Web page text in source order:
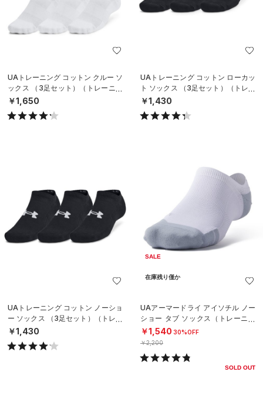
UAトレーニング コットン クルー ソ
ックス （3足セット）（トレーニン
グ/UNISEX）
￥1,650
UAトレーニング コットン ローカッ
ト ソックス （3足セット）（トレー
ニング/UNISEX）
￥1,430
UAトレーニング コットン ノーショ
ー ソックス （3足セット）（トレー
ニング/UNISEX）
￥1,430
SALE
在庫残り僅か
UAアーマードライ アイソチル ノー
ショー タブ ソックス（トレーニン
グ/UNISEX）
￥1,540 30%OFF
￥2,200
SOLD OUT